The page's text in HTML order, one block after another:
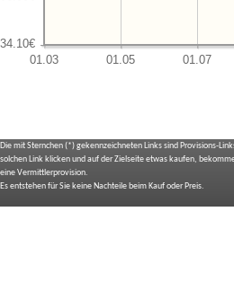
Die mit Sternchen (*) gekennzeichneten Links sind Provisions-
solchen Link klicken und auf der Zielseite etwas kaufen,
eine Vermittlerprovision.
Es entstehen für Sie keine Nachteile beim Kauf oder Preis.